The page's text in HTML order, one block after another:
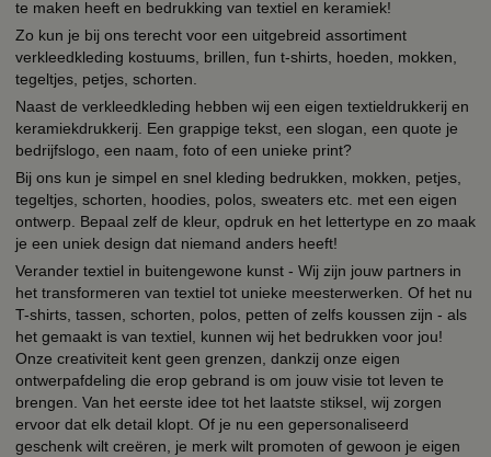
te maken heeft en bedrukking van textiel en keramiek!
Zo kun je bij ons terecht voor een uitgebreid assortiment
verkleedkleding kostuums, brillen, fun t-shirts, hoeden, mokken,
tegeltjes, petjes, schorten.
Naast de verkleedkleding hebben wij een eigen textieldrukkerij en
keramiekdrukkerij. Een grappige tekst, een slogan, een quote je
bedrijfslogo, een naam, foto of een unieke print?
Bij ons kun je simpel en snel kleding bedrukken, mokken, petjes,
tegeltjes, schorten, hoodies, polos, sweaters etc. met een eigen
ontwerp. Bepaal zelf de kleur, opdruk en het lettertype en zo maak
je een uniek design dat niemand anders heeft!
Verander textiel in buitengewone kunst - Wij zijn jouw partners in
het transformeren van textiel tot unieke meesterwerken. Of het nu
T-shirts, tassen, schorten, polos, petten of zelfs koussen zijn - als
het gemaakt is van textiel, kunnen wij het bedrukken voor jou!
Onze creativiteit kent geen grenzen, dankzij onze eigen
ontwerpafdeling die erop gebrand is om jouw visie tot leven te
brengen. Van het eerste idee tot het laatste stiksel, wij zorgen
ervoor dat elk detail klopt. Of je nu een gepersonaliseerd
geschenk wilt creëren, je merk wilt promoten of gewoon je eigen